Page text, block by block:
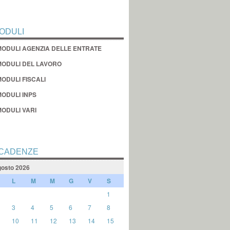
AGENZIA DELLE ENTRATE
DEL LAVORO
FISCALI
INPS
VARI
2026
L M M G V S
1
3 4 5 6 7
8
10 11 12 13 14
15